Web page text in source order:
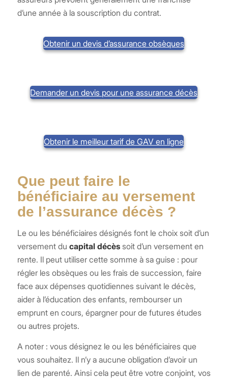
d’une année à la souscription du contrat.
Obtenir un devis d’assurance obsèques
Demander un devis pour une assurance décès
Obtenir le meilleur tarif de GAV en ligne
Que peut faire le
bénéficiaire au versement
de l’assurance décès ?
Le ou les bénéficiaires désignés font le choix soit d’un
versement du capital décèssoit d’un versement en
rente. Il peut utiliser cette somme à sa guise : pour
régler les obsèques ou les frais de succession, faire
face aux dépenses quotidiennes suivant le décès,
aider à l’éducation des enfants, rembourser un
emprunt en cours, épargner pour de futures études
ou autres projets.
A noter : vous désignez le ou les bénéficiaires que
vous souhaitez. Il n’y a aucune obligation d’avoir un
lien de parenté. Ainsi cela peut être votre conjoint, vos